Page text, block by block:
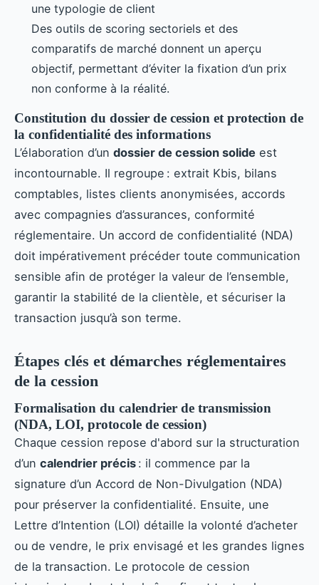
une typologie de client
Des outils de scoring sectoriels et des
comparatifs de marché donnent un aperçu
objectif, permettant d’éviter la fixation d’un prix
non conforme à la réalité.
Constitution du dossier de cession et protection de
la confidentialité des informations
L’élaboration d’un dossier de cession solide est
incontournable. Il regroupe : extrait Kbis, bilans
comptables, listes clients anonymisées, accords
avec compagnies d’assurances, conformité
réglementaire. Un accord de confidentialité (NDA)
doit impérativement précéder toute communication
sensible afin de protéger la valeur de l’ensemble,
garantir la stabilité de la clientèle, et sécuriser la
transaction jusqu’à son terme.
Étapes clés et démarches réglementaires
de la cession
Formalisation du calendrier de transmission
(NDA, LOI, protocole de cession)
Chaque cession repose d'abord sur la structuration
d’un calendrier précis : il commence par la
signature d’un Accord de Non-Divulgation (NDA)
pour préserver la confidentialité. Ensuite, une
Lettre d’Intention (LOI) détaille la volonté d’acheter
ou de vendre, le prix envisagé et les grandes lignes
de la transaction. Le protocole de cession